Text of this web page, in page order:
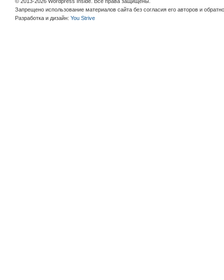
Запрещено использование материалов сайта без согласия его авторов и
Разработка и дизайн: You Strive